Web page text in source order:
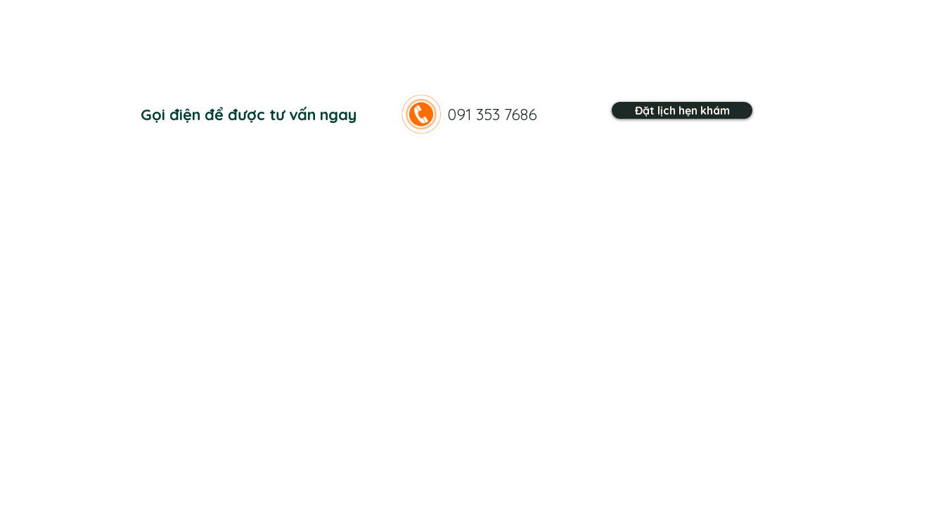
Gọi điện để được tư vấn ngay 091 353 7686 Đặt lịch hẹn khám